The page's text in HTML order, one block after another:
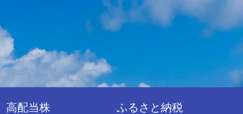
高配当株 ふるさと納税